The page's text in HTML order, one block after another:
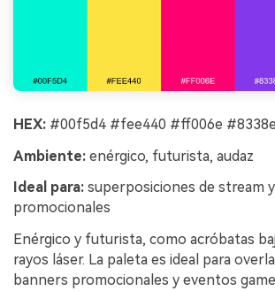
HEX: #00f5d4 #fee440 #ff006e
Ambiente: enérgico, futurista, audaz
Ideal para: superposiciones de stream
promocionales
Enérgico y futurista, como acróbatas
rayos láser. La paleta es ideal para
banners promocionales y eventos